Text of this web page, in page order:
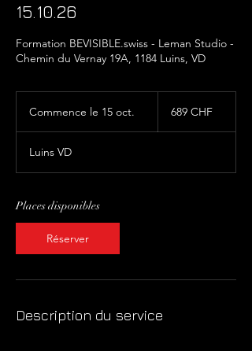
15.10.26
Formation BEVISIBLE.swiss - Leman Studio -
Chemin du Vernay 19A, 1184 Luins, VD
Commence le 15 oct.
e
5
t
suisses
689 CHF
Luins VD
Places disponibles
Réserver
Description du service